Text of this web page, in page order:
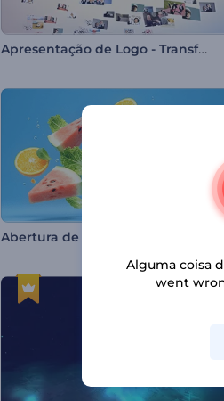
Apresentação de Logo - Transformação de Imagem
Abertura de Comida Saudável
Alguma coisa
went